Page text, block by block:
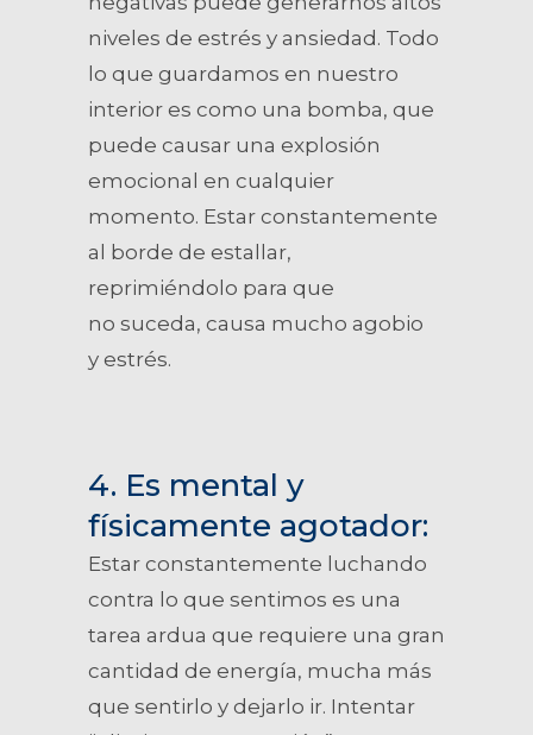
niveles de estrés y ansiedad. Todo
lo que guardamos en nuestro
interior es como una bomba, que
puede causar una explosión
emocional en cualquier
momento. Estar constantemente
al borde de estallar,
reprimiéndolo para que
no suceda, causa mucho agobio
y estrés.
4. Es mental y
físicamente agotador:
Estar constantemente luchando
contra lo que sentimos es una
tarea ardua que requiere una gran
cantidad de energía, mucha más
que sentirlo y dejarlo ir. Intentar